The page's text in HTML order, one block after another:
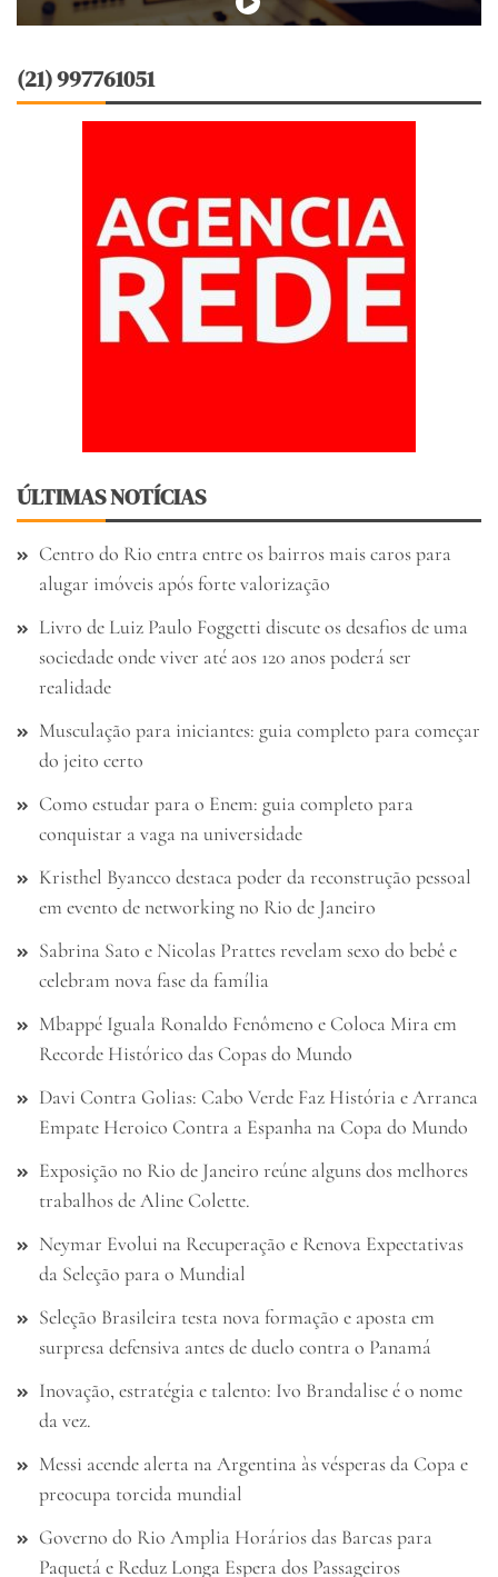
(21) 997761051
ÚLTIMAS NOTÍCIAS
Centro do Rio entra entre os bairros mais caros para
alugar imóveis após forte valorização
Livro de Luiz Paulo Foggetti discute os desafios de uma
sociedade onde viver até aos 120 anos poderá ser
realidade
Musculação para iniciantes: guia completo para começar
do jeito certo
Como estudar para o Enem: guia completo para
conquistar a vaga na universidade
Kristhel Byancco destaca poder da reconstrução pessoal
em evento de networking no Rio de Janeiro
Sabrina Sato e Nicolas Prattes revelam sexo do bebê e
celebram nova fase da família
Mbappé Iguala Ronaldo Fenômeno e Coloca Mira em
Recorde Histórico das Copas do Mundo
Davi Contra Golias: Cabo Verde Faz História e Arranca
Empate Heroico Contra a Espanha na Copa do Mundo
Exposição no Rio de Janeiro reúne alguns dos melhores
trabalhos de Aline Colette.
Neymar Evolui na Recuperação e Renova Expectativas
da Seleção para o Mundial
Seleção Brasileira testa nova formação e aposta em
surpresa defensiva antes de duelo contra o Panamá
Inovação, estratégia e talento: Ivo Brandalise é o nome
da vez.
Messi acende alerta na Argentina às vésperas da Copa e
preocupa torcida mundial
Governo do Rio Amplia Horários das Barcas para
Paquetá e Reduz Longa Espera dos Passageiros